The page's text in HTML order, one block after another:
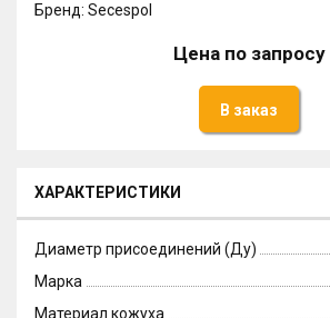
Бренд: Secespol
Цена по запросу
В заказ
ХАРАКТЕРИСТИКИ
Диаметр присоединений (Ду)
Марка
Материал кожуха